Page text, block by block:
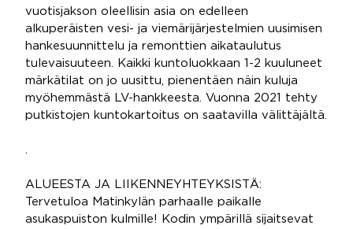
vuotisjakson oleellisin asia on edelleen
alkuperäisten vesi- ja viemärijärjestelmien uusimisen
hankesuunnittelu ja remonttien aikataulutus
tulevaisuuteen. Kaikki kuntoluokkaan 1-2 kuuluneet
märkätilat on jo uusittu, pienentäen näin kuluja
myöhemmästä LV-hankkeesta. Vuonna 2021 tehty
putkistojen kuntokartoitus on saatavilla välittäjältä.
ALUEESTA JA LIIKENNEYHTEYKSISTÄ:
Tervetuloa Matinkylän parhaalle paikalle
asukaspuiston kulmille! Kodin ympärillä sijaitsevat